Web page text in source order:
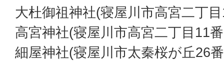
大杜御祖神社(寝屋川市高宮二丁
高宮神社(寝屋川市高宮二丁目11
細屋神社(寝屋川市太秦桜が丘26